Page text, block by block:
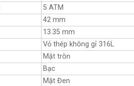
5 ATM
42 mm
13.35 mm
Vỏ thép không gỉ 316L
Mặt tròn
Bạc
Mặt Đen